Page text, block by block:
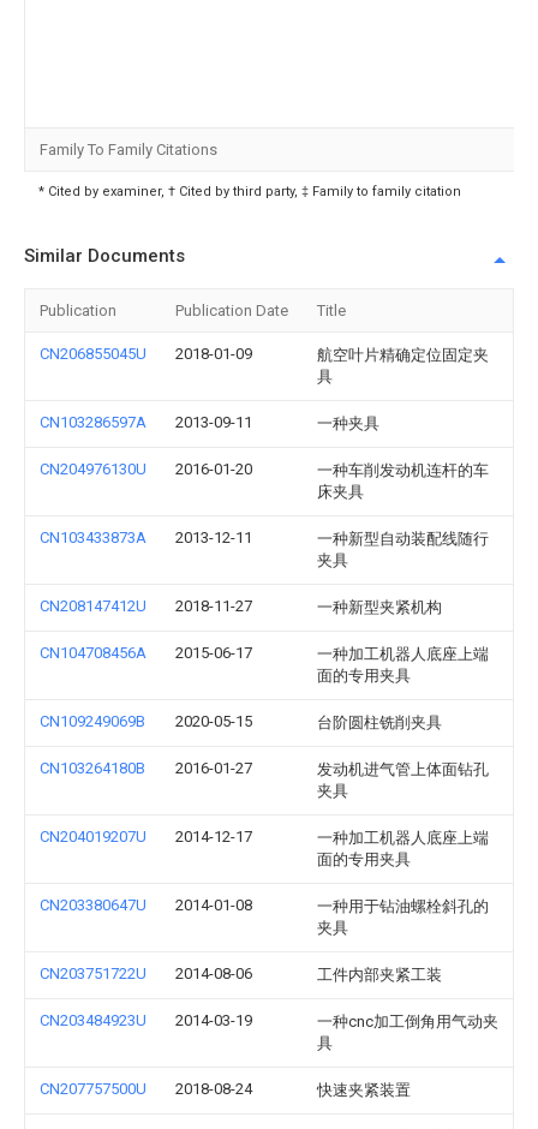
Family To Family Citations
* Cited by examiner, † Cited by third party, ‡ Family to family citation
Similar Documents
Publication Publication Date Title
CN206855045U 2018-01-09
航空叶片精确定位固定夹
具
CN103286597A 2013-09-11 一种夹具
CN204976130U 2016-01-20
一种车削发动机连杆的车
床夹具
CN103433873A 2013-12-11
一种新型自动装配线随行
夹具
CN208147412U 2018-11-27 一种新型夹紧机构
CN104708456A 2015-06-17
一种加工机器人底座上端
面的专用夹具
CN109249069B 2020-05-15 台阶圆柱铣削夹具
CN103264180B 2016-01-27
发动机进气管上体面钻孔
夹具
CN204019207U 2014-12-17
一种加工机器人底座上端
面的专用夹具
CN203380647U 2014-01-08
一种用于钻油螺栓斜孔的
夹具
CN203751722U 2014-08-06 工件内部夹紧工装
CN203484923U 2014-03-19
一种cnc加工倒角用气动夹
具
CN207757500U 2018-08-24 快速夹紧装置